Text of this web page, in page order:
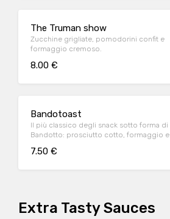
The Truman show
Zucchine grigliate, pomodorini confit e
formaggio cremoso.
8.00 €
Bandotoast
Il più classico degli snack sotto forma di
Bandotto: prosciutto cotto, formaggio e
7.50 €
Extra Tasty Sauces